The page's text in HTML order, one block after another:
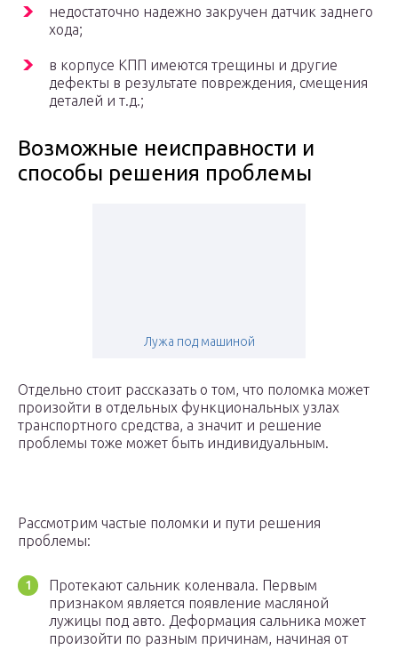
недостаточно надежно закручен датчик заднего
хода;
в корпусе КПП имеются трещины и другие
дефекты в результате повреждения, смещения
деталей и т.д.;
Возможные неисправности и
способы решения проблемы
Лужа под машиной
Отдельно стоит рассказать о том, что поломка может
произойти в отдельных функциональных узлах
транспортного средства, а значит и решение
проблемы тоже может быть индивидуальным.
Рассмотрим частые поломки и пути решения
проблемы:
Протекают сальник коленвала. Первым
признаком является появление масляной
лужицы под авто. Деформация сальника может
произойти по разным причинам, начиная от